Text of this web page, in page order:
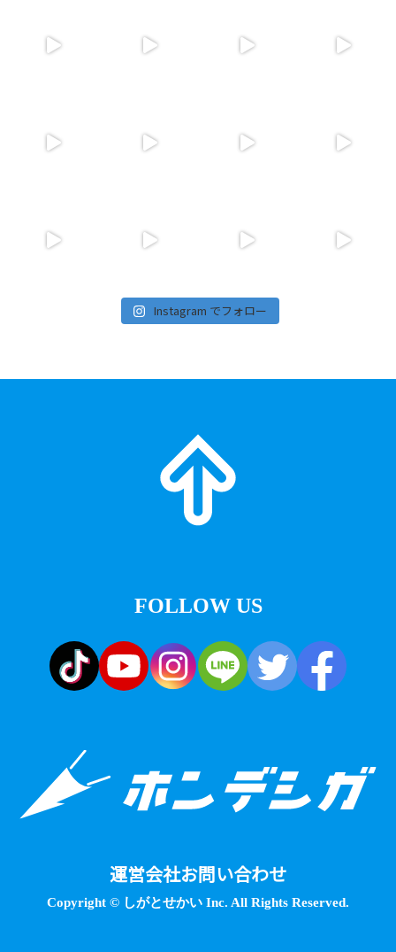
Instagram でフォロー
FOLLOW US
運営会社お問い合わせ
Copyright © しがとせかい Inc. All Rights Reserved.